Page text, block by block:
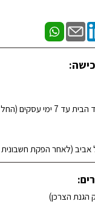
משלוח מבוטח עם שליח עד הבית
הגנת הצרכן)